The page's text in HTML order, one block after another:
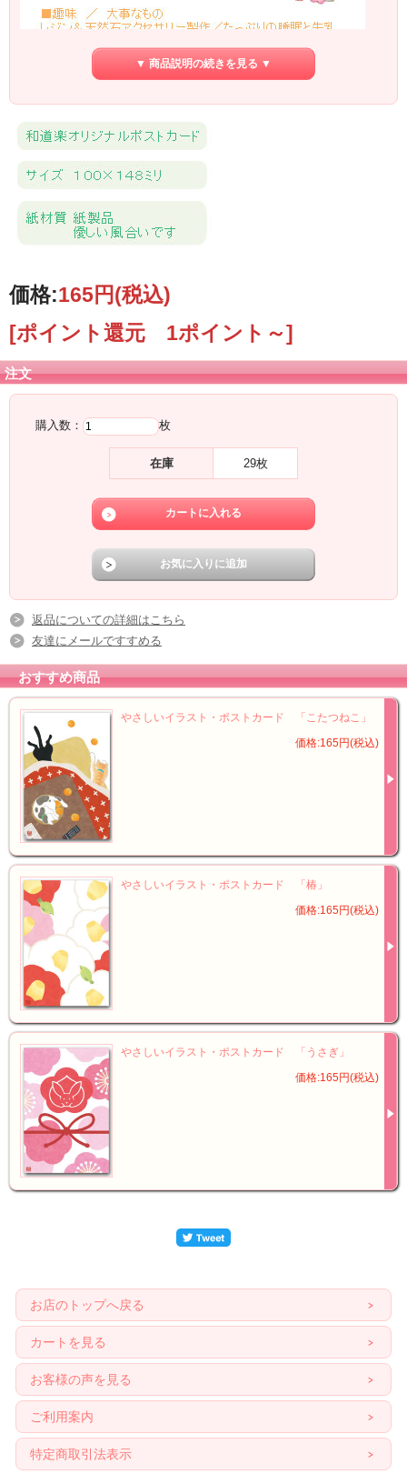
▼ 商品説明の続きを見る ▼
価格:165円(税込)
[ポイント還元 1ポイント～]
注文
購入数： 枚
在庫 29枚
返品についての詳細はこちら
友達にメールですすめる
おすすめ商品
やさしいイラスト・ポストカード 「こたつねこ」
価格:165円(税込)
やさしいイラスト・ポストカード 「椿」
価格:165円(税込)
やさしいイラスト・ポストカード 「うさぎ」
価格:165円(税込)
お店のトップへ戻る
カートを見る
お客様の声を見る
ご利用案内
特定商取引法表示